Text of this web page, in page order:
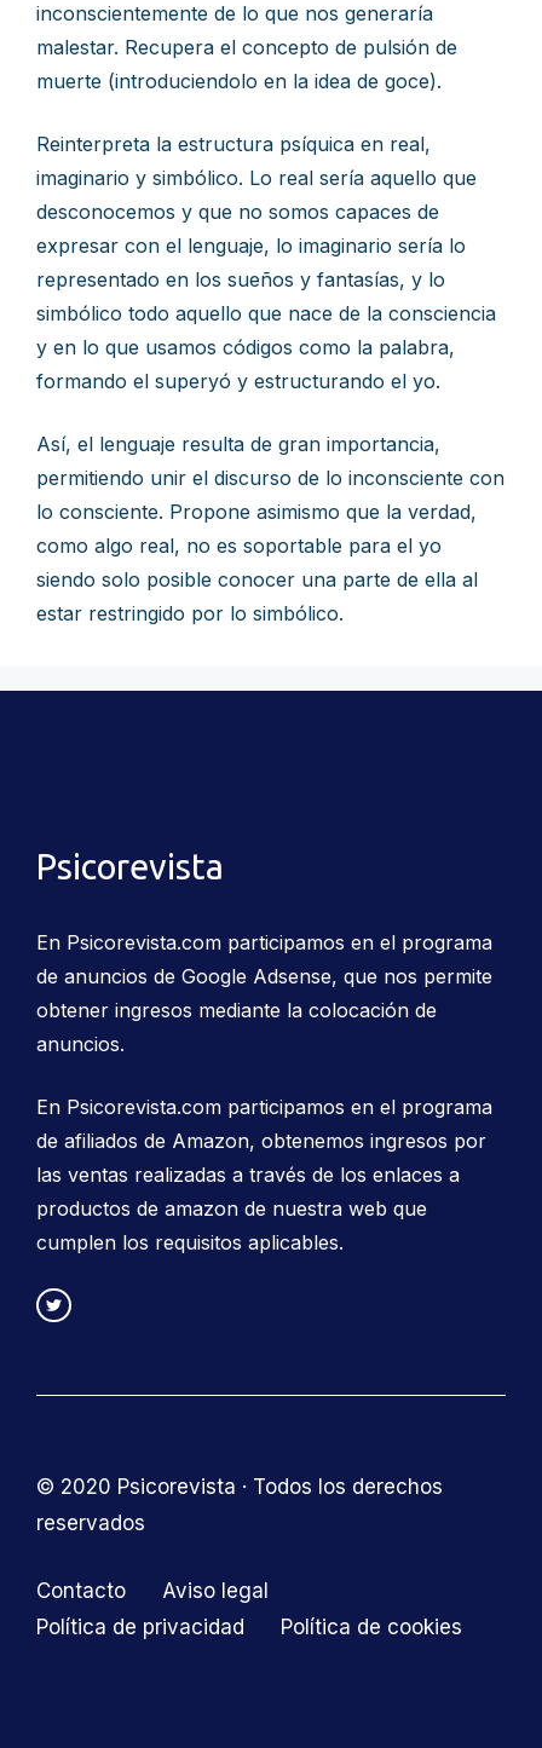
inconscientemente de lo que nos generaría
malestar. Recupera el concepto de pulsión de
muerte (introduciendolo en la idea de goce).
Reinterpreta la estructura psíquica en real,
imaginario y simbólico. Lo real sería aquello que
desconocemos y que no somos capaces de
expresar con el lenguaje, lo imaginario sería lo
representado en los sueños y fantasías, y lo
simbólico todo aquello que nace de la consciencia
y en lo que usamos códigos como la palabra,
formando el superyó y estructurando el yo.
Así, el lenguaje resulta de gran importancia,
permitiendo unir el discurso de lo inconsciente con
lo consciente. Propone asimismo que la verdad,
como algo real, no es soportable para el yo
siendo solo posible conocer una parte de ella al
estar restringido por lo simbólico.
Psicorevista
En Psicorevista.com participamos en el programa
de anuncios de Google Adsense, que nos permite
obtener ingresos mediante la colocación de
anuncios.
En Psicorevista.com participamos en el programa
de afiliados de Amazon, obtenemos ingresos por
las ventas realizadas a través de los enlaces a
productos de amazon de nuestra web que
cumplen los requisitos aplicables.
© 2020 Psicorevista · Todos los derechos
reservados
Contacto
Aviso legal
Política de privacidad
Política de cookies